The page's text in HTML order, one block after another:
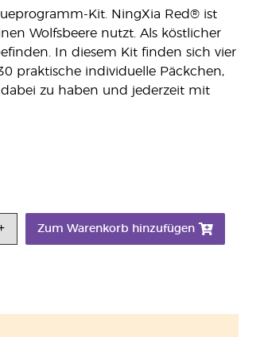
Kit. NingXia Red® ist
Wolfsbeere nutzt. Als köstlicher
In diesem Kit finden sich vier
praktische individuelle Päckchen,
zu haben und jederzeit mit
Zum Warenkorb hinzufügen